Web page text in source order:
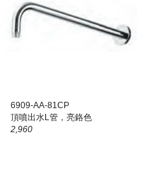
6909-AA-81CP
頂噴出水L管，亮鉻色
2,960